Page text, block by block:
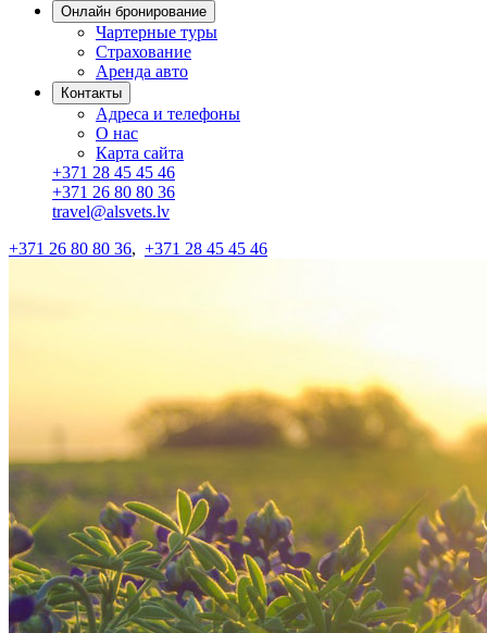
Онлайн бронирование
Чартерные туры
Страхование
Аренда авто
Контакты
Адреса и телефоны
О нас
Карта сайта
+371 28 45 45 46
+371 26 80 80 36
travel@alsvets.lv
+371 26 80 80 36, +371 28 45 45 46